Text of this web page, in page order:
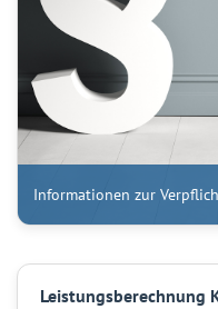
Informationen zur
Leistungsberechnung